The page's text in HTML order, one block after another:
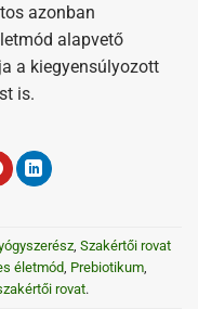
azonban
alapvető
a kiegyensúlyozott
is.
, Szakértői rovat
életmód, Prebiotikum,
rovat.